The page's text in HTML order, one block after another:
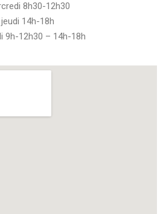
8h30-12h30
jeudi 14h-18h
9h-12h30 – 14h-18h